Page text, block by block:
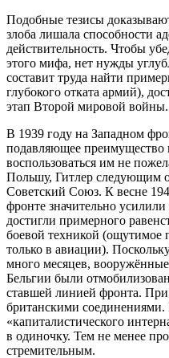
Подобные тезисы
злоба лишала способности
действительность. Чтобы
этого мифа, нет нужды
составит труда найти
глубокого отката армий),
этап Второй мировой войны.
В 1939 году на Западном
подавляющее
воспользоваться им не
Польшу, Гитлер следующим
Советский Союз. К весне
фронте значительно
достигли примерного
боевой техникой (ощутимое
только в авиации).
много месяцев,
Бельгии были
ставшей линией фронта.
британскими соединениями.
«капиталистического
в одиночку. Тем не менее
стремительным.